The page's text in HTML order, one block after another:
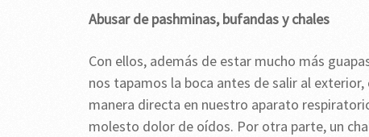
Abusar de pashminas, bufandas y chales
Con ellos, además de estar mucho más
nos tapamos la boca antes de salir al
manera directa en nuestro aparato
molesto dolor de oídos. Por otra parte, un